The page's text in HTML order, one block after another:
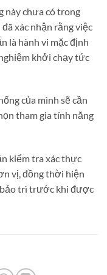
này chưa có trong
xác nhận rằng việc
là hành vi mặc định
khởi chạy tức
của mình sẽ cần
tham gia tính năng
kiểm tra xác thực
vị, đồng thời hiện
bảo trì trước khi được